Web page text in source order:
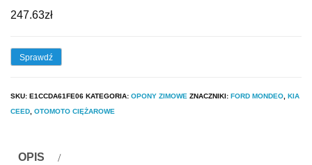
247.63zł
Sprawdź
SKU: E1CCDA61FE06 KATEGORIA: OPONY ZIMOWE ZNACZNIKI: FORD MONDEO KIA
CEED OTOMOTO CIĘŻAROWE
OPIS